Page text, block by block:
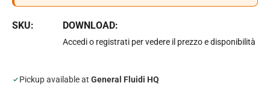
SKU: DOWNLOAD:
Accedi o registrati per vedere il prezzo e disponibilità
Pickup available at General Fluidi HQ